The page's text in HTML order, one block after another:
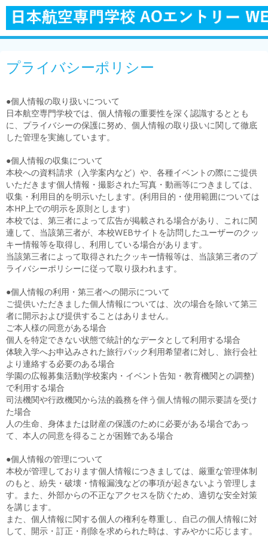
プライバシーポリシー
●個人情報の取り扱いについて
日本航空専門学校では、個人情報の重要性を深く認識するととも
に、プライバシーの保護に努め、個人情報の取り扱いに関して徹底
した管理を実施しています。
●個人情報の収集について
本校への資料請求（入学案内など）や、各種イベントの際にご提供
いただきます個人情報・撮影された写真・動画等につきましては、
収集・利用目的を明示いたします。(利用目的・使用範囲については
本HP上での明示を原則とします）
本校では、第三者によって広告が掲載される場合があり、これに関
連して、当該第三者が、本校WEBサイトを訪問したユーザーのクッ
キー情報等を取得し、利用している場合があります。
当該第三者によって取得されたクッキー情報等は、当該第三者のプ
ライバシーポリシーに従って取り扱われます。
●個人情報の利用・第三者への開示について
ご提供いただきました個人情報については、次の場合を除いて第三
者に開示および提供することはありません。
ご本人様の同意がある場合
個人を特定できない状態で統計的なデータとして利用する場合
体験入学へお申込みされた旅行パック利用希望者に対し、旅行会社
より連絡する必要のある場合
学園の広報募集活動(学校案内・イベント告知・教育機関との調整)
で利用する場合
司法機関や行政機関から法的義務を伴う個人情報の開示要請を受け
た場合
人の生命、身体または財産の保護のために必要がある場合であっ
て、本人の同意を得ることが困難である場合
●個人情報の管理について
本校が管理しております個人情報につきましては、厳重な管理体制
のもと、紛失・破壊・情報漏洩などの事項が起きないよう管理しま
す。また、外部からの不正なアクセスを防ぐため、適切な安全対策
を講じます。
また、個人情報に関する個人の権利を尊重し、自己の個人情報に対
して、開示・訂正・削除を求められた時は、すみやかに応じます。